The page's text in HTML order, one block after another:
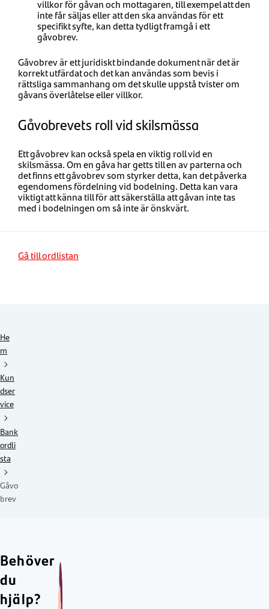
villkor för gåvan och mottagaren, till exempel att den
inte får säljas eller att den ska användas för ett
specifikt syfte, kan detta tydligt framgå i ett
gåvobrev.
Gåvobrev är ett juridiskt bindande dokument när det är
korrekt utfärdat och det kan användas som bevis i
rättsliga sammanhang om det skulle uppstå tvister om
gåvans överlåtelse eller villkor.
Gåvobrevets roll vid skilsmässa
Ett gåvobrev kan också spela en viktig roll vid en
skilsmässa. Om en gåva har getts till en av parterna och
det finns ett gåvobrev som styrker detta, kan det påverka
egendomens fördelning vid bodelning. Detta kan vara
viktigt att känna till för att säkerställa att gåvan inte tas
med i bodelningen om så inte är önskvärt.
Gå till ordlistan
He
m
Kun
dser
vice
Bank
ordli
sta
Gåvo
brev
Behöver
du
hjälp?